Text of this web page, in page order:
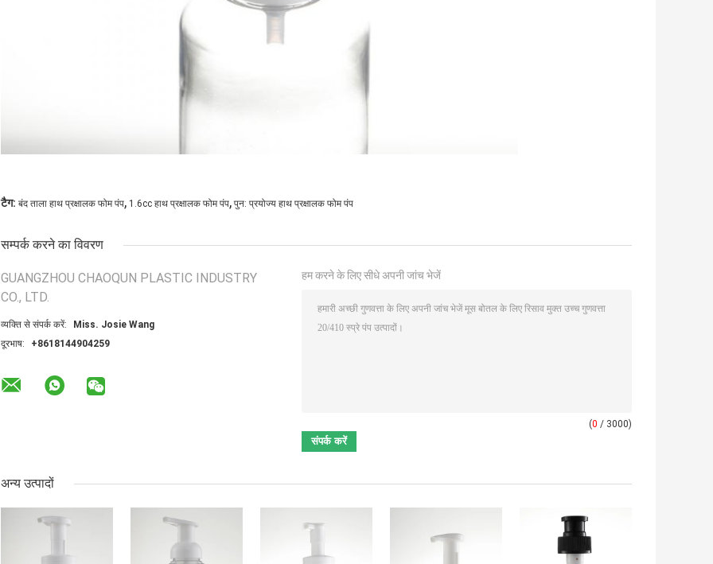
टैग: बंद ताला हाथ प्रक्षालक फोम पंप, 1.6cc हाथ प्रक्षालक फोम पंप, पुन: प्रयोज्य हाथ प्रक्षालक फोम पंप
सम्पर्क करने का विवरण
GUANGZHOU CHAOQUN PLASTIC INDUSTRY
CO., LTD.
व्यक्ति से संपर्क करें:
Miss. Josie Wang
दूरभाष:
+8618144904259
हम करने के लिए सीधे अपनी जांच भेजें
(0 / 3000)
अन्य उत्पादों